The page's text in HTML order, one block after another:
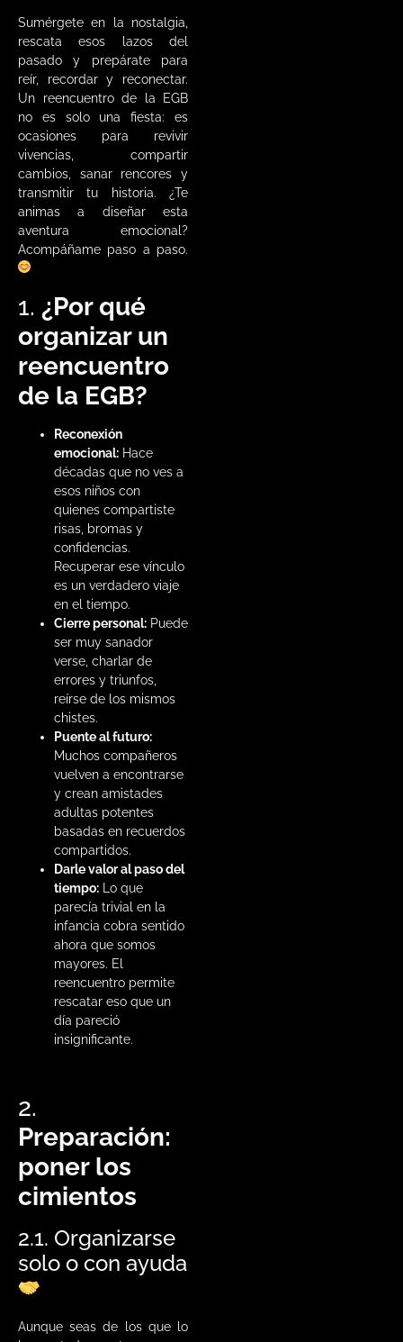
Sumérgete en la nostalgia,
rescata esos lazos del
pasado y prepárate para
reír, recordar y reconectar.
Un reencuentro de la EGB
no es solo una fiesta: es
ocasiones para revivir
vivencias, compartir
cambios, sanar rencores y
transmitir tu historia. ¿Te
animas a diseñar esta
aventura emocional?
Acompáñame paso a paso.
1. ¿Por qué
organizar un
reencuentro
de la EGB?
Reconexión
emocional: Hace
décadas que no ves a
esos niños con
quienes compartiste
risas, bromas y
confidencias.
Recuperar ese vínculo
es un verdadero viaje
en el tiempo.
Cierre personal: Puede
ser muy sanador
verse, charlar de
errores y triunfos,
reírse de los mismos
chistes.
Puente al futuro:
Muchos compañeros
vuelven a encontrarse
y crean amistades
adultas potentes
basadas en recuerdos
compartidos.
Darle valor al paso del
tiempo: Lo que
parecía trivial en la
infancia cobra sentido
ahora que somos
mayores. El
reencuentro permite
rescatar eso que un
día pareció
insignificante.
2.
Preparación:
poner los
cimientos
2.1. Organizarse
solo o con ayuda
Aunque seas de los que lo